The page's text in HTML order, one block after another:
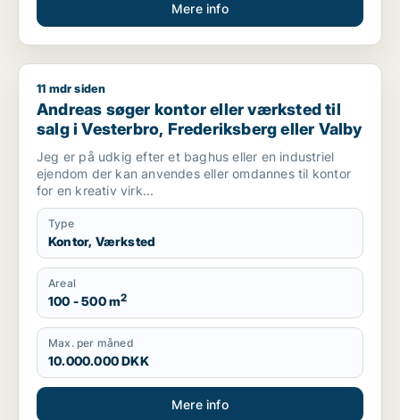
Mere info
Andreas søger kontor eller værksted til salg i Vesterbro,
11 mdr siden
Andreas søger kontor eller værksted til
salg i Vesterbro, Frederiksberg eller Valby
Jeg er på udkig efter et baghus eller en industriel
ejendom der kan anvendes eller omdannes til kontor
for en kreativ virk...
Type
Kontor, Værksted
Areal
100 - 500 m2
Max. per måned
10.000.000 DKK
Mere info